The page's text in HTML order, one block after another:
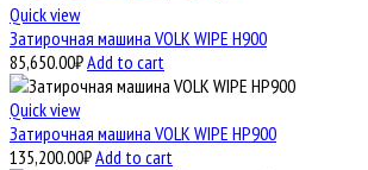
Quick view
Затирочная машина VOLK WIPE H900
85,650.00₽Add to cart
Quick view
Затирочная машина VOLK WIPE HP900
135,200.00₽Add to cart